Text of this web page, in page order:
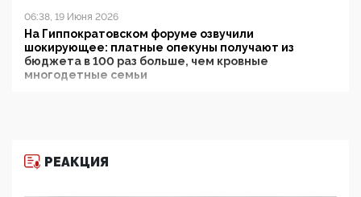
06:38, 19 Июня 2026
На Гиппократовском форуме озвучили
шокирующее: платные опекуны получают из
бюджета в 100 раз больше, чем кровные
многодетные семьи
11:53, 09 Июня 2026
РЕАКЦИЯ